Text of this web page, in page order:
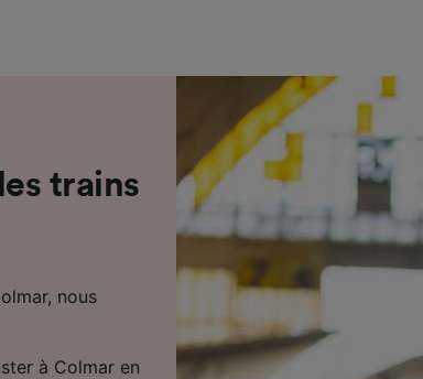
trains
nous
à Colmar en